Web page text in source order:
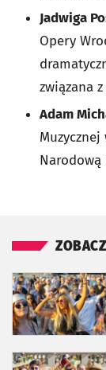
Jadwiga
Opery
związana
Adam
Muzycznej
Narodową
otworzy się w
otworzy się w